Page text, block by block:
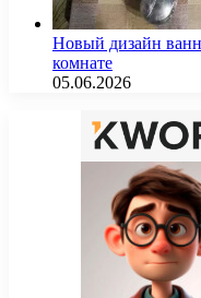
Новый дизайн
комнате
05.06.2026